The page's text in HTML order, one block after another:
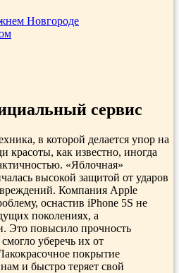
Новгороде
сервис
в которой делается упор на
красоты, как известно, иногда
«Яблочная»
высокой защитой от ударов
Компания Apple
оснастив iPhone 5S не
поколениях, а
Это повысило прочность
уберечь их от
покрытие
и быстро теряет свой